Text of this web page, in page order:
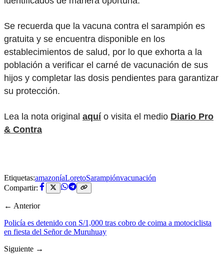
Se recuerda que la vacuna contra el sarampión es
gratuita y se encuentra disponible en los
establecimientos de salud, por lo que exhorta a la
población a verificar el carné de vacunación de sus
hijos y completar las dosis pendientes para garantizar
su protección.
Lea la nota original aquío visita el medio Diario Pro
& Contra
Etiquetas:amazoníaLoretoSarampiónvacunación
Compartir:
← Anterior
Policía es detenido con S/1,000 tras cobro de coima a motociclista
en fiesta del Señor de Muruhuay
Siguiente →